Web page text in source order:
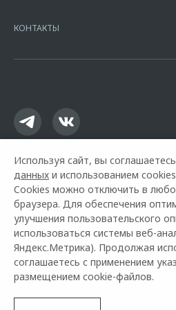
16.01.2015. Предложение ограничено и
КОНТАКТЫ
Горячая линия OMODA:
Используя сайт, вы
данных и использованием
Cookies можно отключить в
браузера. Для обеспечения
улучшения пользовательского
использоваться системы веб-
Яндекс.Метрика). Продолжая
соглашаетесь с применением
размещением cookie-файлов.